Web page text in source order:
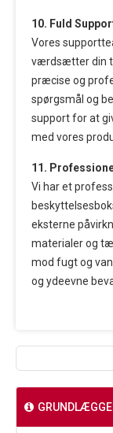
10. Fuld
Vores
værdsætter din
præcise og
spørgsmål og
support for at
med vores
11.
Vi har et
eksterne
materialer og
mod fugt og
og ydeevne